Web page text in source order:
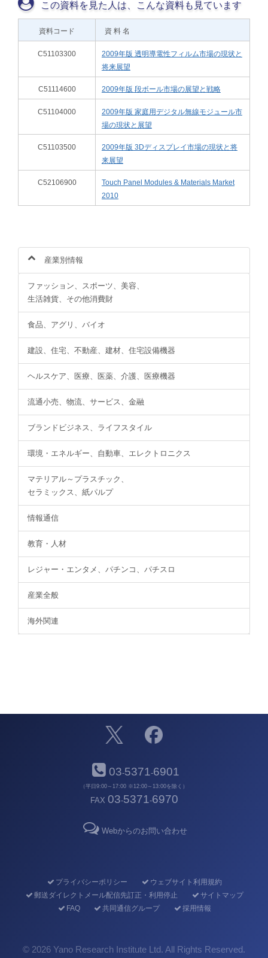
この資料を見た人は、こんな資料も見ています
資料コード 資 料 名
C51103300
2009年版 透明導電性フィルム市場の現状と
将来展望
C51114600 2009年版 段ボール市場の展望と戦略
C51104000
2009年版 家庭用デジタル無線モジュール市
場の現状と展望
C51103500
2009年版 3Dディスプレイ市場の現状と将
来展望
C52106900
Touch Panel Modules & Materials Market
2010
産業別情報
ファッション、スポーツ、美容、
生活雑貨、その他消費財
食品、アグリ、バイオ
建設、住宅、不動産、建材、住宅設備機器
ヘルスケア、医療、医薬、介護、医療機器
流通小売、物流、サービス、金融
ブランドビジネス、ライフスタイル
環境・エネルギー、自動車、エレクトロニクス
マテリアル～プラスチック、
セラミックス、紙パルプ
情報通信
教育・人材
レジャー・エンタメ、パチンコ、パチスロ
産業全般
海外関連
03-5371-6901
（平日9:00～17:00 ※12:00～13:00を除く）
FAX 03-5371-6970
Webからのお問い合わせ
プライバシーポリシー
ウェブサイト利用規約
郵送ダイレクトメール配信先訂正・利用停止
サイトマップ
FAQ
共同通信グループ 採用情報
© 2026 Yano Research Institute Ltd. All Rights Reserved.